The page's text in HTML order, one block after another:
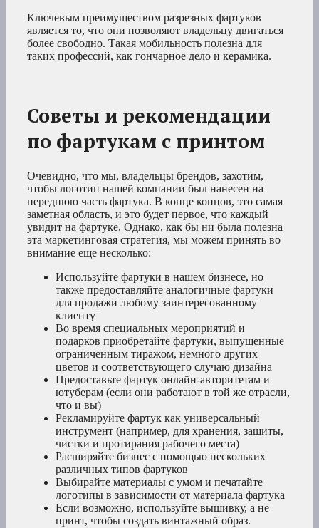
Ключевым преимуществом разрезных фартуков
является то, что они позволяют владельцу двигаться
более свободно. Такая мобильность полезна для
таких профессий, как гончарное дело и керамика.
Советы и рекомендации
по фартукам с принтом
Очевидно, что мы, владельцы брендов, захотим,
чтобы логотип нашей компании был нанесен на
переднюю часть фартука. В конце концов, это самая
заметная область, и это будет первое, что каждый
увидит на фартуке. Однако, как бы ни была полезна
эта маркетинговая стратегия, мы можем принять во
внимание еще несколько:
Используйте фартуки в нашем бизнесе, но
также предоставляйте аналогичные фартуки
для продажи любому заинтересованному
клиенту
Во время специальных мероприятий и
подарков приобретайте фартуки, выпущенные
ограниченным тиражом, немного других
цветов и соответствующего случаю дизайна
Предоставьте фартук онлайн-авторитетам и
ютуберам (если они работают в той же отрасли,
что и вы)
Рекламируйте фартук как универсальный
инструмент (например, для хранения, защиты,
чистки и протирания рабочего места)
Расширяйте бизнес с помощью нескольких
различных типов фартуков
Выбирайте материалы с умом и печатайте
логотипы в зависимости от материала фартука
Если возможно, используйте вышивку, а не
принт, чтобы создать винтажный образ.